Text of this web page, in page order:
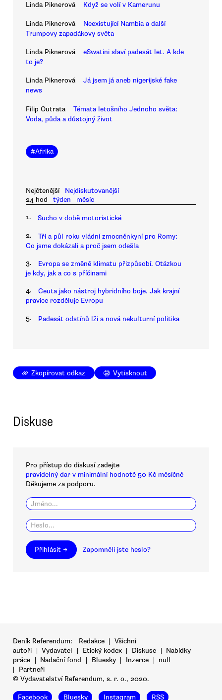
Linda Piknerová Když se volí v Kamerunu
Linda Piknerová
Neexistující Nambia a další
Trumpovy zapadákovy světa
Linda Piknerová
eSwatini slaví padesát let. A kde
to je?
Linda Piknerová
Já jsem já aneb nigerijské fake
news
Filip Outrata
Témata letošního Jednoho světa:
Voda, půda a důstojný život
#Afrika
Nejčtenější
Nejdiskutovanější
24 hod
týden měsíc
1. Sucho v době motoristické
2.
Tři a půl roku vládní zmocněnkyní pro Romy:
Co jsme dokázali a proč jsem odešla
3.
Evropa se změně klimatu přizpůsobí. Otázkou
je kdy, jak a co s příčinami
4.
Ceuta jako nástroj hybridního boje. Jak krajní
pravice rozděluje Evropu
5. Padesát odstínů lži a nová nekulturní politika
Zkopírovat odkaz Vytisknout
Diskuse
Pro přístup do diskusí zadejte
pravidelný dar v minimální hodnotě 50 Kč měsíčně
Děkujeme za podporu.
Přihlásit → Zapomněli jste heslo?
Deník Referendum: Redakce | Všichni
autoři | Vydavatel | Etický kodex | Diskuse | Nabídky
práce | Nadační fond | Bluesky | Inzerce | null
|
Partneři
© Vydavatelství Referendum, s. r. o., 2020.
Facebook Bluesky Instagram RSS